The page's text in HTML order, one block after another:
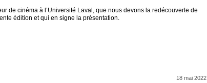
de cinéma à l’Université Laval, que nous devons la redécouverte de
édition et qui en signe la présentation.
18 mai 2022